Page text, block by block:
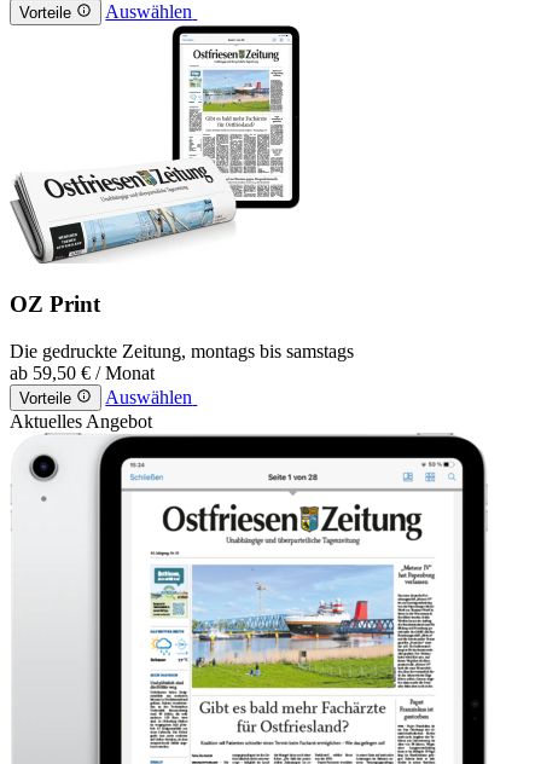
Vorteile Auswählen
OZ Print
Die gedruckte Zeitung, montags bis samstags
ab 59,50 € / Monat
Vorteile
Auswählen
Aktuelles Angebot